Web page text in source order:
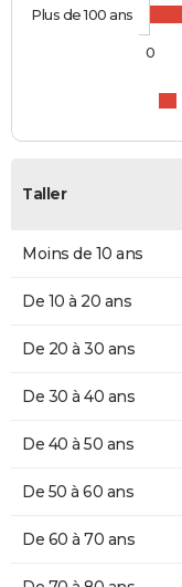
Plus de 100 ans
0
Taller
Moins de 10 ans
De 10 à 20 ans
De 20 à 30 ans
De 30 à 40 ans
De 40 à 50 ans
De 50 à 60 ans
De 60 à 70 ans